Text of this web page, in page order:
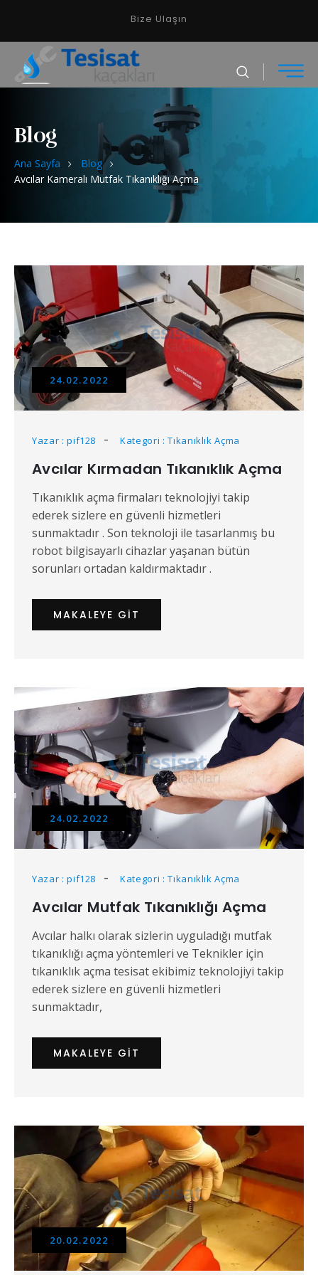
Bize Ulaşın
Blog
Ana Sayfa
Blog
Avcılar Kameralı Mutfak Tıkanıklığı Açma
24.02.2022
Yazar : pif128 Kategori : Tıkanıklık Açma
Avcılar Kırmadan Tıkanıklık Açma
Tıkanıklık açma firmaları teknolojiyi takip
ederek sizlere en güvenli hizmetleri
sunmaktadır . Son teknoloji ile tasarlanmış bu
robot bilgisayarlı cihazlar yaşanan bütün
sorunları ortadan kaldırmaktadır .
MAKALEYE GIT
24.02.2022
Yazar : pif128 Kategori : Tıkanıklık Açma
Avcılar Mutfak Tıkanıklığı Açma
Avcılar halkı olarak sizlerin uyguladığı mutfak
tıkanıklığı açma yöntemleri ve Teknikler için
tıkanıklık açma tesisat ekibimiz teknolojiyi takip
ederek sizlere en güvenli hizmetleri
sunmaktadır,
MAKALEYE GIT
20.02.2022